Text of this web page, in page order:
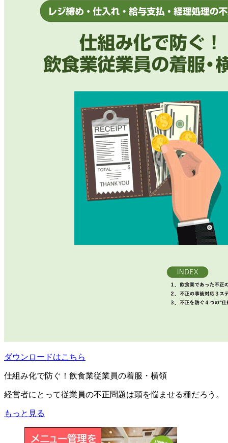
ダウンロードはこちら
仕組み化で防ぐ！飲食業従業員の着服・横領
経営者にとって従業員の不正問題は頭を悩ませる種だろう。
もっと見る